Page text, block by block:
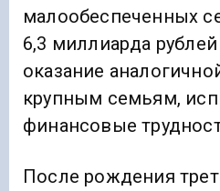
малообеспеченных
6,3 миллиарда
оказание
крупным семьям,
финансовые
После рождения